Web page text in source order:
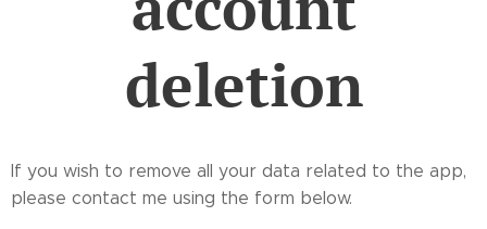
deletion
If you wish to remove all your data related to the app,
please contact me using the form below.